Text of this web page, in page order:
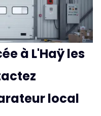
à L'Haÿ les
local